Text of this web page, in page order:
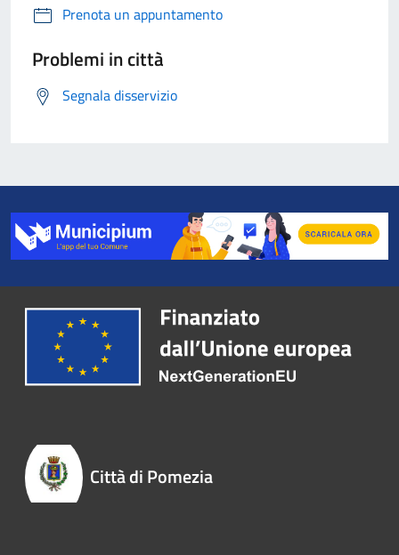
Prenota un appuntamento
Problemi in città
Segnala disservizio
Città di Pomezia